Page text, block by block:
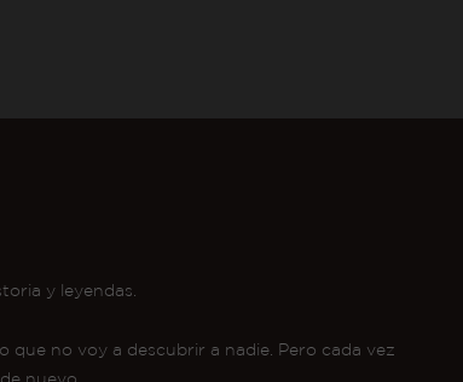
y leyendas.
que no voy a descubrir a nadie. Pero cada vez